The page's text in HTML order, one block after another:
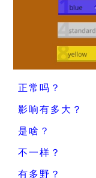
正常吗？
影响有多大？
是啥？
不一样？
有多野？